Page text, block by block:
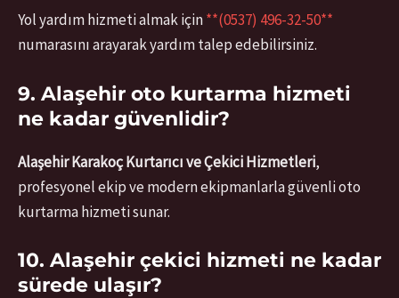
Yol yardım hizmeti almak için**(0537) 496-32-50**
numarasını arayarak yardım talep edebilirsiniz.
9. Alaşehir oto kurtarma hizmeti
ne kadar güvenlidir?
Alaşehir Karakoç Kurtarıcı ve Çekici Hizmetleri,
profesyonel ekip ve modern ekipmanlarla güvenli oto
kurtarma hizmeti sunar.
10. Alaşehir çekici hizmeti ne kadar
sürede ulaşır?